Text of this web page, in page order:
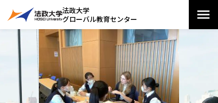
法政大学
グローバル教育センター